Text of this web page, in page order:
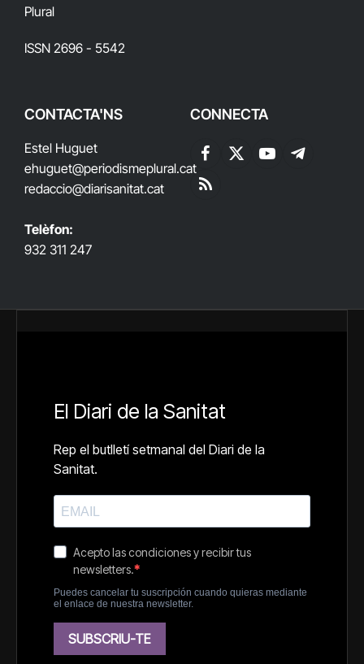
Plural
ISSN 2696 - 5542
CONTACTA'NS
Estel Huguet
ehuguet@periodismeplural.cat
redaccio@diarisanitat.cat
Telèfon:
932 311 247
CONNECTA
Facebook
X
YouTubeTelegram
RSS